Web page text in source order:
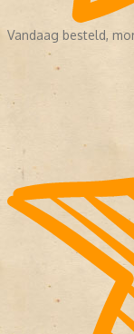
Vandaag besteld,